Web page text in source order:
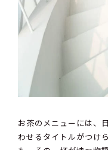
お茶のメニューには、
わせるタイトルがつけ